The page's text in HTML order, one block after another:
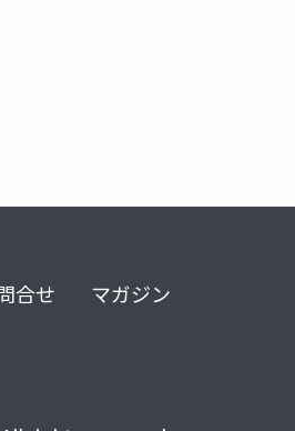
合せ マガジン